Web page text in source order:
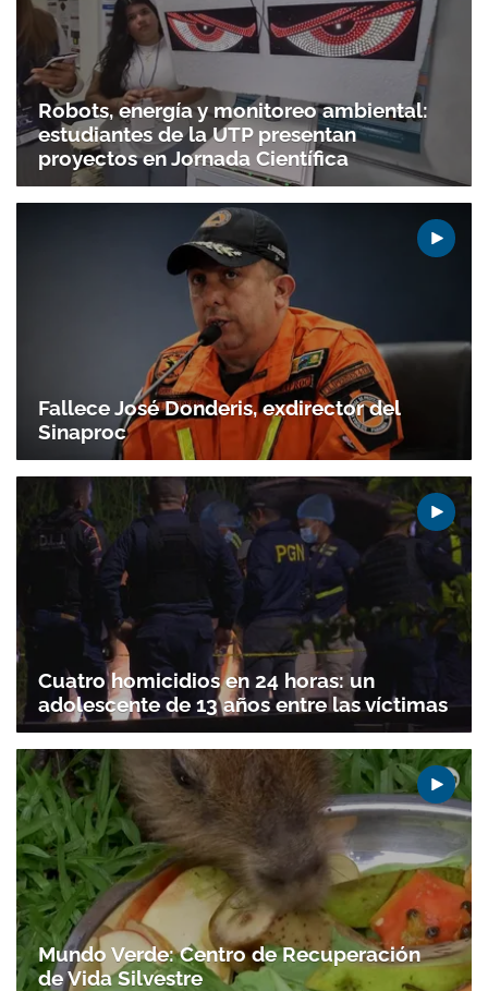
Gracias por suscribirte a nuestro boletín.
ACEPTAR
Robots, energía y monitoreo ambiental:
estudiantes de la UTP presentan
proyectos en Jornada Científica
Fallece José Donderis, exdirector del
Sinaproc
Cuatro homicidios en 24 horas: un
adolescente de 13 años entre las víctimas
Mundo Verde: Centro de Recuperación
de Vida Silvestre